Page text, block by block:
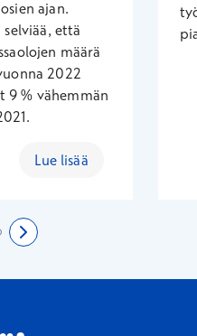
ajan.
että
määrä
2022
% vähemmän
Lue lisää
sivu
Sivu 1/2
Sivu 2/2Seuraava sivu
2/2